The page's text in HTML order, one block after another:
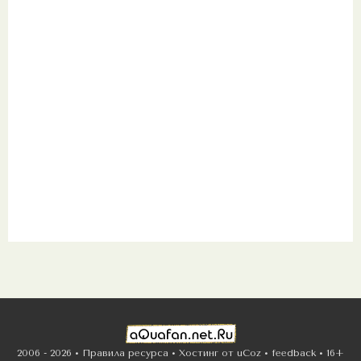
2006 - 2026 • Правила ресурса • Хостинг от uCoz • feedback • 16+